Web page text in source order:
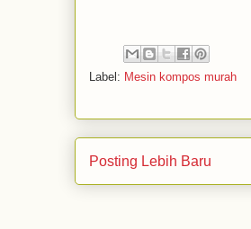
Label: Mesin kompos murah
Posting Lebih Baru